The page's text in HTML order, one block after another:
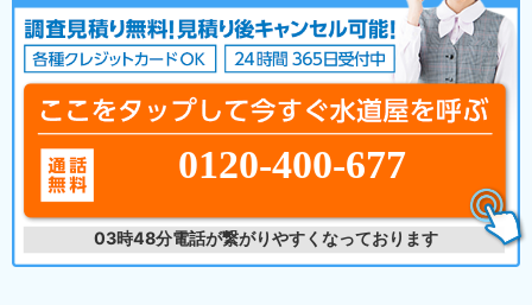
0120-400-677
03時48分電話が繋がりやすくなっております